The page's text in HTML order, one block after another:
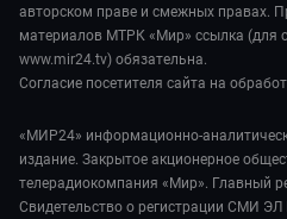
авторском праве и смежных правах.
материалов МТРК «Мир» ссылка (для
www.mir24.tv) обязательна.
Согласие посетителя сайта на
«МИР24» информационно-
издание. Закрытое акционерное
телерадиокомпания «Мир». Главный
Свидетельство о регистрации СМИ